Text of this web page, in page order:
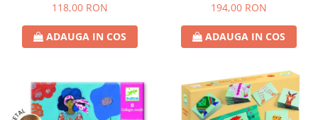
118,00 RON
ADAUGA IN COS
194,00 RON
ADAUGA IN COS